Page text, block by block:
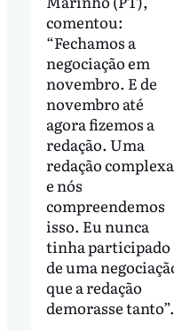
comentou:
“Fechamos a
negociação em
novembro. E de
novembro até
agora fizemos a
redação. Uma
redação
e nós
compreendemos
isso. Eu nunca
tinha participado
de uma
que a redação
demorasse tanto”.